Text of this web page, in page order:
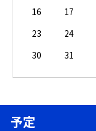
16
17
23
24
30
31
予定